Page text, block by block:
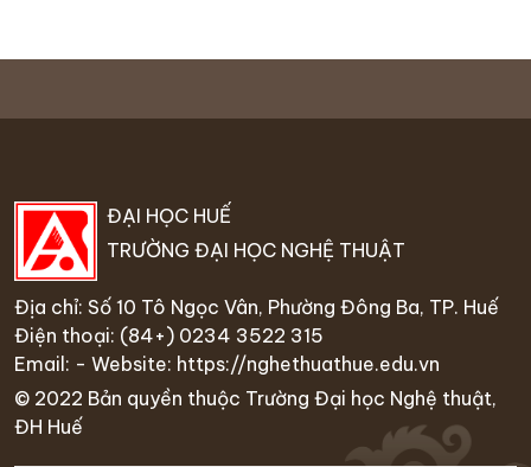
ĐẠI HỌC HUẾ
TRƯỜNG ĐẠI HỌC NGHỆ THUẬT
Địa chỉ: Số 10 Tô Ngọc Vân, Phường Đông Ba, TP. Huế
Điện thoại: (84+) 0234 3522 315
Email: - Website: https://nghethuathue.edu.vn
© 2022 Bản quyền thuộc Trường Đại học Nghệ thuật,
ĐH Huế